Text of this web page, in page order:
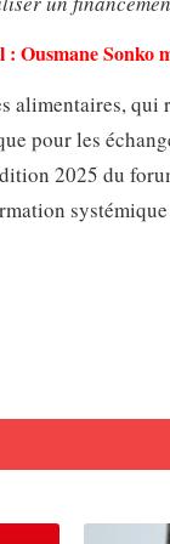
: Ousmane Sonko
alimentaires,
pour les
2025 du